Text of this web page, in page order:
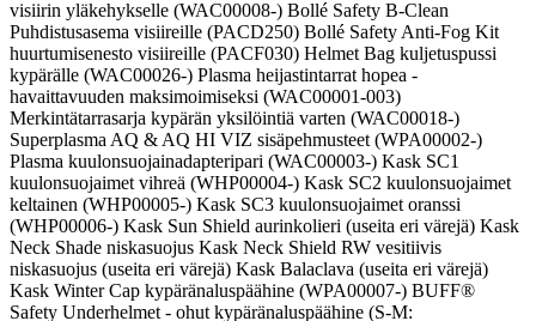
visiirin yläkehykselle (WAC00008-) Bollé Safety B-Clean
Puhdistusasema visiireille (PACD250) Bollé Safety Anti-Fog Kit
huurtumisenesto visiireille (PACF030) Helmet Bag kuljetuspussi
kypärälle (WAC00026-) Plasma heijastintarrat hopea -
havaittavuuden maksimoimiseksi (WAC00001-003)
Merkintätarrasarja kypärän yksilöintiä varten (WAC00018-)
Superplasma AQ & AQ HI VIZ sisäpehmusteet (WPA00002-)
Plasma kuulonsuojainadapteripari (WAC00003-) Kask SC1
kuulonsuojaimet vihreä (WHP00004-) Kask SC2 kuulonsuojaimet
keltainen (WHP00005-) Kask SC3 kuulonsuojaimet oranssi
(WHP00006-) Kask Sun Shield aurinkolieri (useita eri värejä) Kask
Neck Shade niskasuojus Kask Neck Shield RW vesitiivis
niskasuojus (useita eri värejä) Kask Balaclava (useita eri värejä)
Kask Winter Cap kypäränaluspäähine (WPA00007-) BUFF®
Safety Underhelmet - ohut kypäränaluspäähine (S-M: